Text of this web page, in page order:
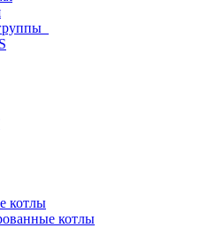
котлы
котлы